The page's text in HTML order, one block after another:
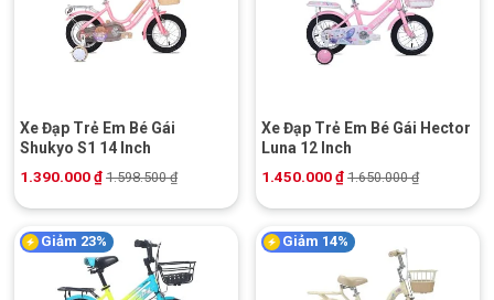
Xe Đạp Trẻ Em Bé Gái
Shukyo S1 14 Inch
1.390.000₫ 1.598.500₫
Xe Đạp Trẻ Em Bé Gái Hector
Luna 12 Inch
1.450.000₫ 1.650.000₫
Giảm 23% Giảm 14%